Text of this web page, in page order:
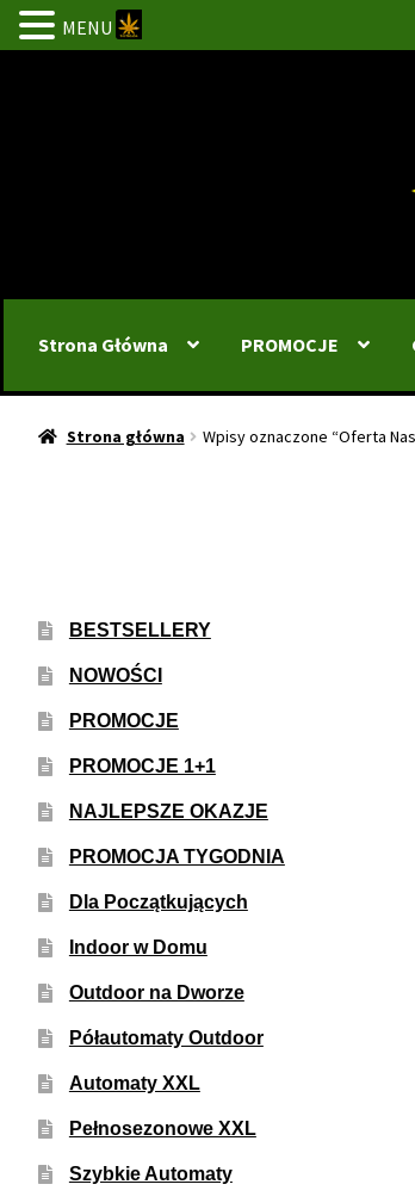
Strona Główna PROMOCJE
Strona główna Wpisy oznaczone “Oferta
BESTSELLERY
NOWOŚCI
PROMOCJE
PROMOCJE 1+1
NAJLEPSZE OKAZJE
PROMOCJA TYGODNIA
Dla Początkujących
Indoor w Domu
Outdoor na Dworze
Półautomaty Outdoor
Automaty XXL
Pełnosezonowe XXL
Szybkie Automaty
MENU